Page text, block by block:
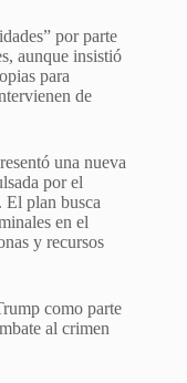
por parte
aunque insistió
para
de
una nueva
por el
. El plan busca
en el
y recursos
como parte
al crimen